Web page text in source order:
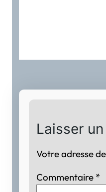
Laisser
Votre adresse
Commentaire *